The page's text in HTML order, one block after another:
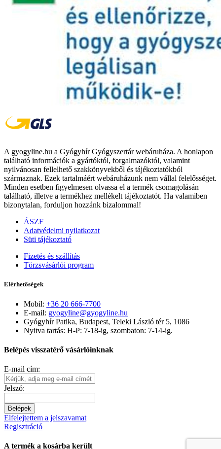
A gyogyline.hu a Gyógyhír Gyógyszertár webáruháza. A honlapon
található információk a gyártóktól, forgalmazóktól, valamint
nyilvánosan fellelhető szakkönyvekből és tájékoztatókból
származnak. Ezek tartalmáért webáruházunk nem vállal felelősséget.
Minden esetben figyelmesen olvassa el a termék csomagolásán
található, illetve a termékhez mellékelt tájékoztatót. Ha valamiben
bizonytalan, forduljon hozzánk bizalommal!
ÁSZF
Adatvédelmi nyilatkozat
Süti tájékoztató
Fizetés és szállítás
Törzsvásárlói program
Elérhetőségek
Mobil: +36 20 666-7700
E-mail: gyogyline@gyogyline.hu
Gyógyhír Patika, Budapest, Teleki László tér 5, 1086
Nyitva tartás: H-P: 7-18-ig, szombaton: 7-14-ig.
Belépés visszatérő vásárlóinknak
E-mail cím:
Jelszó:
Belépek
Elfelejtettem a jelszavamat
Regisztráció
A termék a kosárba került